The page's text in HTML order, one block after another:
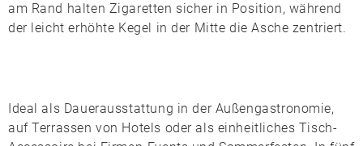
am Rand halten Zigaretten sicher in Position, während
der leicht erhöhte Kegel in der Mitte die Asche zentriert.
Ideal als Dauerausstattung in der Außengastronomie,
auf Terrassen von Hotels oder als einheitliches Tisch-